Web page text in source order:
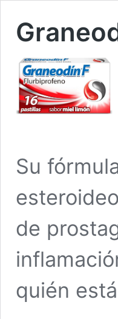
Su
de
quién